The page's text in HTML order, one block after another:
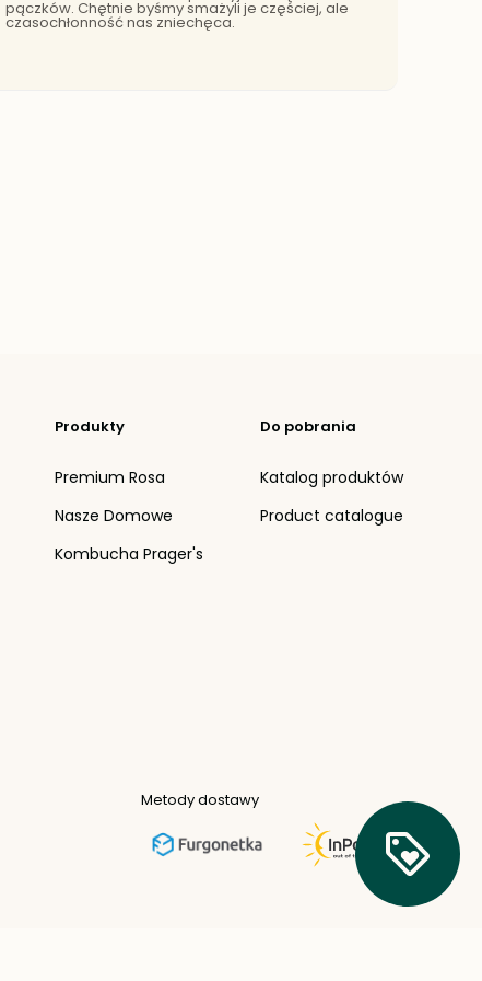
pączków. Chętnie byśmy smażyli je częściej, ale
czasochłonność nas zniechęca.
Bądź
na
Produkty
Premium Rosa
Nasze Domowe
Kombucha Prager's
Do pobrania
Katalog produktów
Product catalogue